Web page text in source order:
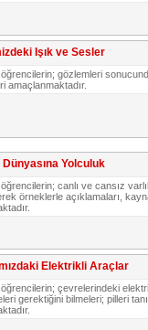
Işık ve Sesler
gözlemleri
amaçlanmaktadır.
Dünyasına Yolculuk
canlı ve cansız
örneklerle açıklamaları,
Elektrikli Araçlar
çevrelerindeki
gerektiğini bilmeleri; pilleri